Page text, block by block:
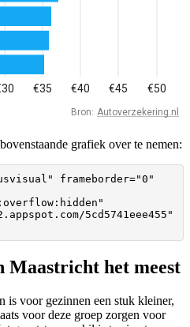
grafiek over te nemen:
frameborder="0"
5cd5741eee455"
Maastricht het meest
is voor gezinnen een stuk kleiner,
voor deze groep zorgen voor